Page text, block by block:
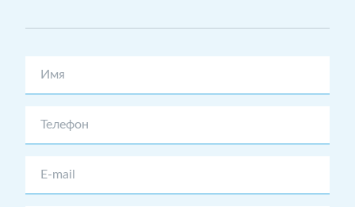
Имя
Телефон
E-mail